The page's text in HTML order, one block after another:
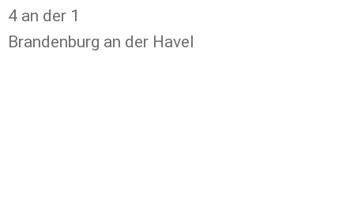
4 an der 1
Brandenburg an der Havel